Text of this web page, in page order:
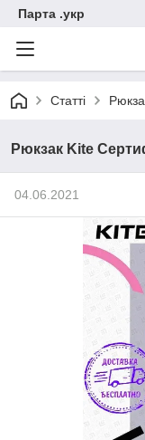
Парта .укр
Статті
Рюкзак Kite
04.06.2021